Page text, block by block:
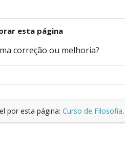
esta página
correção ou melhoria?
por esta página: Curso de Filosofia.